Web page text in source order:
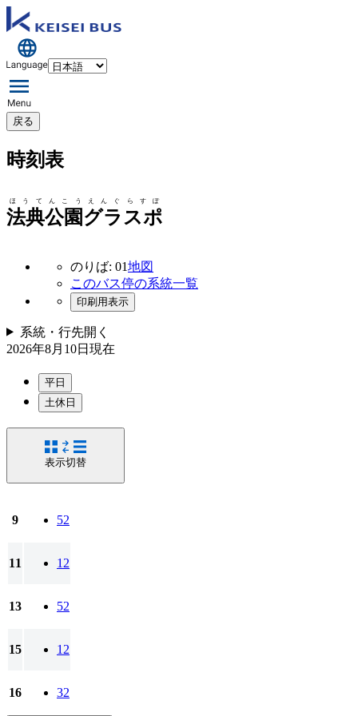
戻る
時刻表
法典公園グラスポ
ほうてんこうえんぐらすぽ
のりば: 01地図
このバス停の系統一覧
印刷用表示
系統・行先開く
2026年8月10日 現在
平日
土休日
表示切替
9 52
11 12
13 52
15 12
16 32